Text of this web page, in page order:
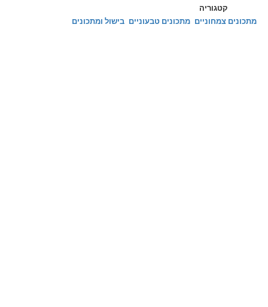
קטגוריה
מתכונים צמחוניים מתכונים טבעוניים בישול ומתכונים